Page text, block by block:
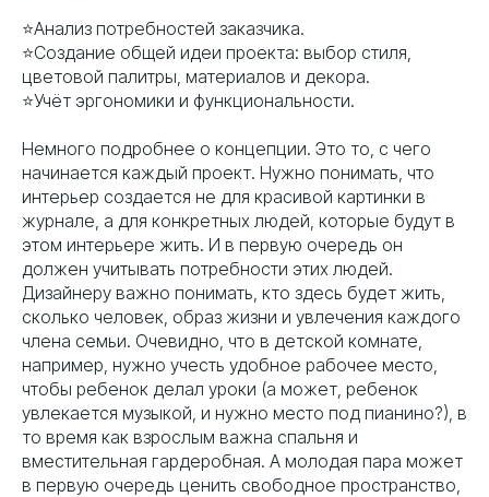
⭐️Анализ потребностей заказчика.
⭐️Создание общей идеи проекта: выбор стиля,
цветовой палитры, материалов и декора.
⭐️Учёт эргономики и функциональности.
Немного подробнее о концепции. Это то, с чего
начинается каждый проект. Нужно понимать, что
интерьер создается не для красивой картинки в
журнале, а для конкретных людей, которые будут в
этом интерьере жить. И в первую очередь он
должен учитывать потребности этих людей.
Дизайнеру важно понимать, кто здесь будет жить,
сколько человек, образ жизни и увлечения каждого
члена семьи. Очевидно, что в детской комнате,
например, нужно учесть удобное рабочее место,
чтобы ребенок делал уроки (а может, ребенок
увлекается музыкой, и нужно место под пианино?), в
то время как взрослым важна спальня и
вместительная гардеробная. А молодая пара может
в первую очередь ценить свободное пространство,